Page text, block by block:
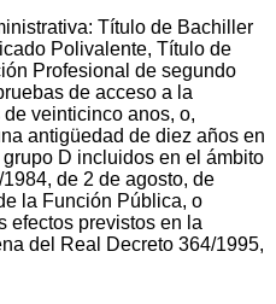
Título de Bachiller
Polivalente, Título de
Profesional de segundo
de acceso a la
veinticinco anos, o,
antigüedad de diez años en
D incluidos en el ámbito
de 2 de agosto, de
la Función Pública, o
efectos previstos en la
del Real Decreto 364/1995,